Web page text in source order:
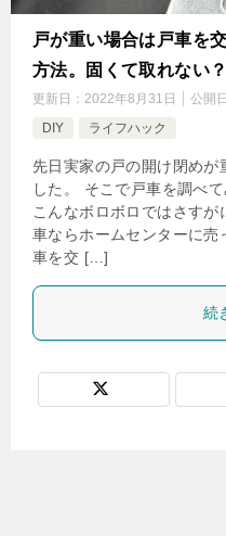
戸が重い場合は戸車を
方法。固くて取れない？
更新日： 2022年8月31日 公開
DIY
ライフハック
先日実家の戸の開け閉めが
した。 そこで戸車を調べ
こんなボロボロではさす
車ならホームセンターに売
車を交 […]
続